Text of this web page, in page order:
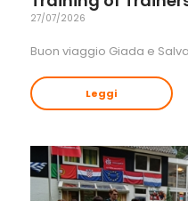
27/07/2026
Buon viaggio Giada e
Leggi